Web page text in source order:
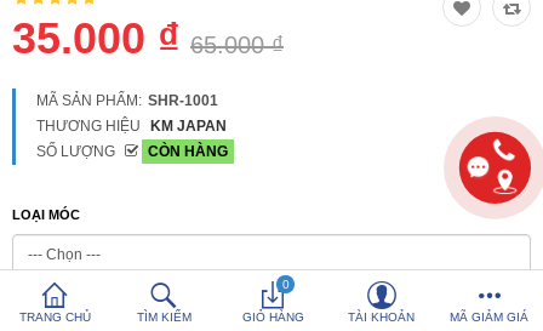
TRANG CHỦ TÌM KIẾM
0
GIỎ HÀNG TÀI KHOẢN MÃ GIẢM GIÁ
35.000 ₫ 65.000 ₫
MÃ SẢN PHẨM: SHR-1001
THƯƠNG HIỆU
KM JAPAN
SỐ LƯỢNG
CÒN HÀNG
LOẠI MÓC